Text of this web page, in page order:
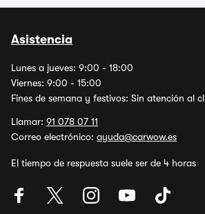
Asistencia
Lunes a jueves: 9:00 - 18:00
Viernes: 9:00 - 15:00
Fines de semana y festivos: Sin atención al
Llamar: 91 078 07 11
Correo electrónico: ayuda@carwow.es
El tiempo de respuesta suele ser de 4 horas